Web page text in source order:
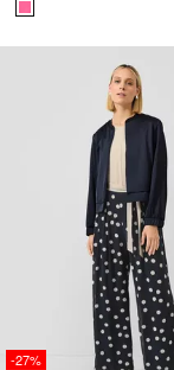
-27%